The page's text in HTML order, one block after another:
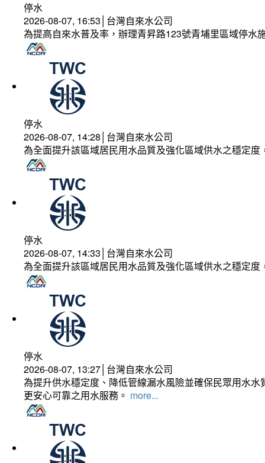
停水
2026-08-07, 16:53│台灣自來水公司
為提高自來水普及率，辦理青昇路123號青埔里區域停水
停水
2026-08-07, 14:28│台灣自來水公司
為全面提升該區域居民用水品質及強化區域供水之穩定
停水
2026-08-07, 14:33│台灣自來水公司
為全面提升該區域居民用水品質及強化區域供水之穩定
停水
2026-08-07, 13:27│台灣自來水公司
為提升供水穩定度、降低管線漏水風險並確保民眾用水
更安心可靠之用水服務。 more...